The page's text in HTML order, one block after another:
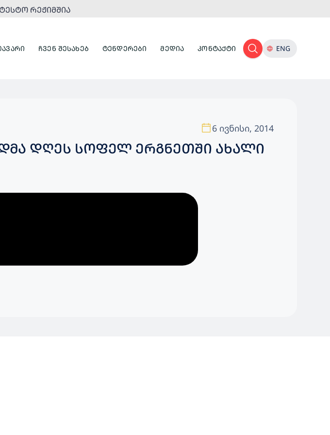
ᲠᲔᲟᲘᲛᲨᲘᲐ
ᲩᲕᲔᲜ ᲨᲔᲡᲐᲮᲔᲑ ᲢᲔᲜᲓᲔᲠᲔᲑᲘ ᲛᲔᲓᲘᲐ ᲙᲝᲜᲢᲐᲥᲢᲘ ENG
6 ივნისი, 2014
ᲓᲦᲔᲡ ᲡᲝᲤᲔᲚ ᲔᲠᲒᲜᲔᲗᲨᲘ ᲐᲮᲐᲚᲘ